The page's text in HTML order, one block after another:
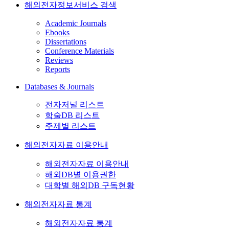
해외전자정보서비스 검색
Academic Journals
Ebooks
Dissertations
Conference Materials
Reviews
Reports
Databases & Journals
전자저널 리스트
학술DB 리스트
주제별 리스트
해외전자자료 이용안내
해외전자자료 이용안내
해외DB별 이용권한
대학별 해외DB 구독현황
해외전자자료 통계
해외전자자료 통계